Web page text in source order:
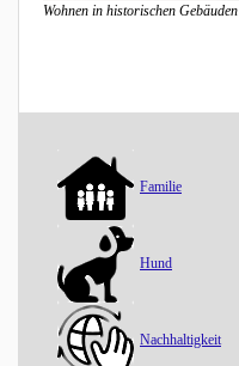
Wohnen in historischen Gebäuden
Familie
Hund
Nachhaltigkeit